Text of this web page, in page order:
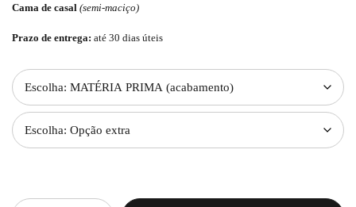
Cama de casal (semi-maciço)
Prazo de entrega: até 30 dias úteis